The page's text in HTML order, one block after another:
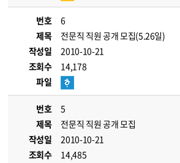
번호
6
제목
전문직 직원 공개 모집(5.26일)
작성일
2010-10-21
조회수
14,178
파일
번호
5
제목
전문직 직원 공개 모집
작성일
2010-10-21
조회수
14,485